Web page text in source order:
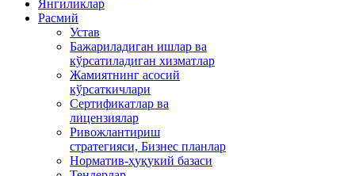
Янгиликлар
Расмий
Устав
Бажариладиган ишлар ва
кўрсатиладиган хизматлар
Жамиятнинг асосий
кўрсаткичлари
Сертификатлар ва
лицензиялар
Ривожлантириш
стратегияси, Бизнес планлар
Норматив-ҳуқукий базаси